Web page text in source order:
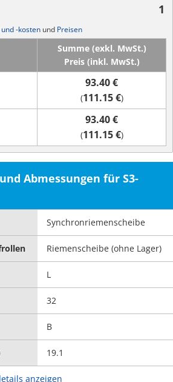
1
-kosten und Preisen
Summe (exkl. MwSt.)
Preis (inkl. MwSt.)
93.40 €
(111.15 €)
93.40 €
(111.15 €)
Abmessungen für S3-
Synchronriemenscheibe
Riemenscheibe (ohne Lager)
L
32
B
19.1
anzeigen